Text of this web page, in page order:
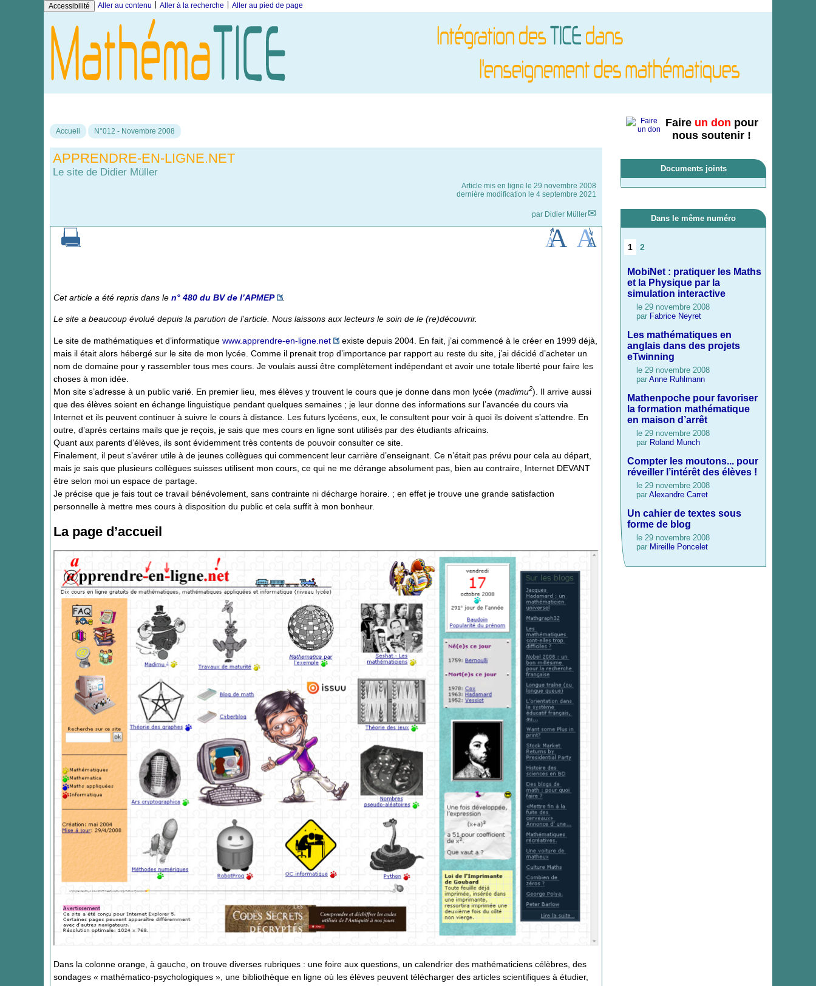
Accessibilité Aller au contenu Aller à la recherche Aller au pied de page
Accueil N°012 - Novembre 2008
APPRENDRE-EN-LIGNE.NET
Le site de Didier Müller
Article mis en ligne le 29 novembre 2008
dernière modification le 4 septembre 2021
par Didier Müller
Cet article a été repris dans le n° 480 du BV de l’APMEP
Le site a beaucoup évolué depuis la parution de l’article. Nous laissons aux lecteurs le soin de le (re)découvrir.
Le site de mathématiques et d’informatique www.apprendre-en-ligne.net
existe depuis 2004. En fait, j’ai commencé à le créer en 1999 déjà,
mais il était alors hébergé sur le site de mon lycée. Comme il prenait trop d’importance par rapport au reste du site, j’ai décidé d’acheter un
nom de domaine pour y rassembler tous mes cours. Je voulais aussi être complètement indépendant et avoir une totale liberté pour faire les
choses à mon idée.
Mon site s’adresse à un public varié. En premier lieu, mes élèves y trouvent le cours que je donne dans mon lycée (madimu2). Il arrive aussi
que des élèves soient en échange linguistique pendant quelques semaines ; je leur donne des informations sur l’avancée du cours via
Internet et ils peuvent continuer à suivre le cours à distance. Les futurs lycéens, eux, le consultent pour voir à quoi ils doivent s’attendre. En
outre, d’après certains mails que je reçois, je sais que mes cours en ligne sont utilisés par des étudiants africains.
Quant aux parents d’élèves, ils sont évidemment très contents de pouvoir consulter ce site.
Finalement, il peut s’avérer utile à de jeunes collègues qui commencent leur carrière d’enseignant. Ce n’était pas prévu pour cela au départ,
mais je sais que plusieurs collègues suisses utilisent mon cours, ce qui ne me dérange absolument pas, bien au contraire, Internet DEVANT
être selon moi un espace de partage.
Je précise que je fais tout ce travail bénévolement, sans contrainte ni décharge horaire. ; en effet je trouve une grande satisfaction
personnelle à mettre mes cours à disposition du public et cela suffit à mon bonheur.
La page d’accueil
Dans la colonne orange, à gauche, on trouve diverses rubriques : une foire aux questions, un calendrier des mathématiciens célèbres, des
sondages « mathématico-psychologiques », une bibliothèque en ligne où les élèves peuvent télécharger des articles scientifiques à étudier,
Faire un don pour
nous soutenir !
Documents joints
Dans le même numéro
1 2
MobiNet : pratiquer les Maths
et la Physique par la
simulation interactive
le 29 novembre 2008
par Fabrice Neyret
Les mathématiques en
anglais dans des projets
eTwinning
le 29 novembre 2008
par Anne Ruhlmann
Mathenpoche pour favoriser
la formation mathématique
en maison d’arrêt
le 29 novembre 2008
par Roland Munch
Compter les moutons... pour
réveiller l’intérêt des élèves !
le 29 novembre 2008
par Alexandre Carret
Un cahier de textes sous
forme de blog
le 29 novembre 2008
par Mireille Poncelet